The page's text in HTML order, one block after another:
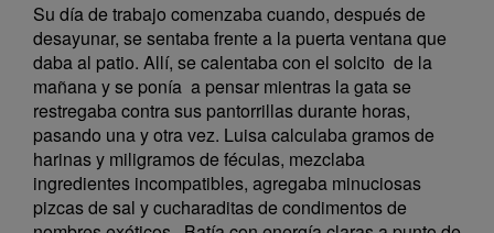
Su día de trabajo comenzaba cuando, después de
desayunar, se sentaba frente a la puerta ventana que
daba al patio. Allí, se calentaba con el solcito de la
mañana y se ponía a pensar mientras la gata se
restregaba contra sus pantorrillas durante horas,
pasando una y otra vez. Luisa calculaba gramos de
harinas y miligramos de féculas, mezclaba
ingredientes incompatibles, agregaba minuciosas
pizcas de sal y cucharaditas de condimentos de